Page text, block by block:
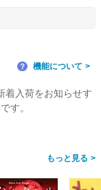
？ 機能について
着入荷をお知らせす
す。
>